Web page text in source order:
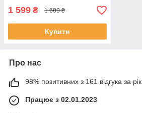
1 599 ₴ 1 699 ₴
Купити
Про нас
98% позитивних з 161 відгука за рік
Працює з 02.01.2023